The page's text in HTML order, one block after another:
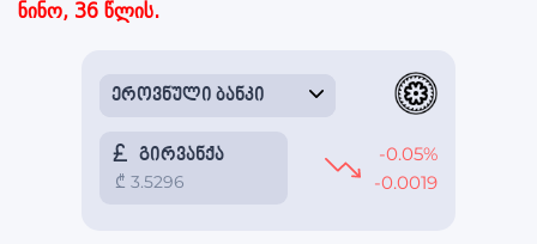
ნინო, 36 წლის.